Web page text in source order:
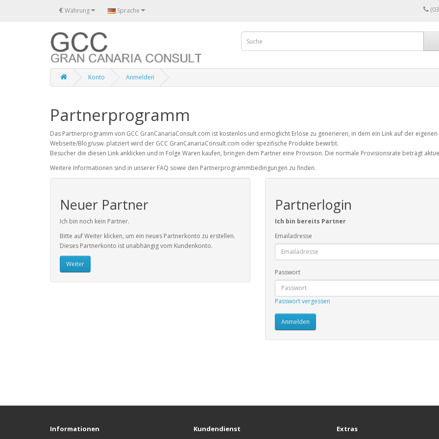
€ Währung Sprache
Konto Anmelden
Partnerprogramm
Das Partnerprogramm von GCC GranCanariaConsult.com ist kostenlos und ermöglicht Erlöse zu generieren, in dem ein Link auf der eigenen
Webseite/Blog/usw. platziert wird der GCC GranCanariaConsult.com oder spezifische Produkte bewirbt.
Besucher die diesen Link anklicken und in Folge Waren kaufen, bringen dem Partner eine Provision. Die normale Provisionsrate beträgt
Weitere Informationen sind in unserer FAQ sowie den Partnerprogrammbedingungen zu finden.
Neuer Partner
Ich bin noch kein Partner.
Bitte auf Weiter klicken, um ein neues Partnerkonto zu erstellen.
Dieses Partnerkonto ist unabhängig vom Kundenkonto.
Weiter
Partnerlogin
Ich bin bereits Partner
Emailadresse
Passwort
Passwort vergessen
Informationen Kundendienst Extras